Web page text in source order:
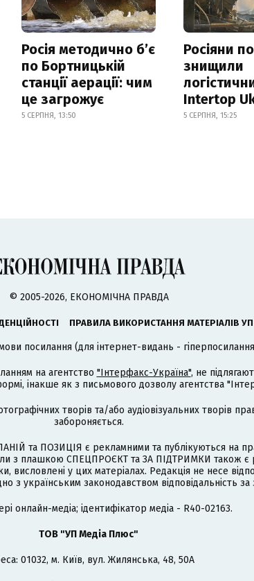
Росія методично б’є
по Бортницькій
станції аерації: чим
це загрожує
5 СЕРПНЯ, 13:50
Росіяни
знищили
Intertop
5 СЕРПНЯ, 15:25
© 2005-2026, ЕКОНОМІЧНА ПРАВДА
ПРАВИЛА ВИКОРИСТАННЯ МАТЕРІАЛІВ УП
посилання (для інтернет-видань -
на агентство "Інтерфакс-Україна", не
інакше як з письмового дозволу агентства
творів та/або аудіовізуальних творів
забороняється.
та ПОЗИЦІЯ є рекламними та публікуються на
з плашкою СПЕЦПРОЄКТ та ЗА ПІДТРИМКИ також
висловлені у цих матеріалах. Редакція не несе
з українським законодавством відповідальність
онлайн-медіа; ідентифікатор медіа - R40-02163.
ТОВ "УП Медіа Плюс"
01032, м. Київ, вул. Жилянська, 48, 50А